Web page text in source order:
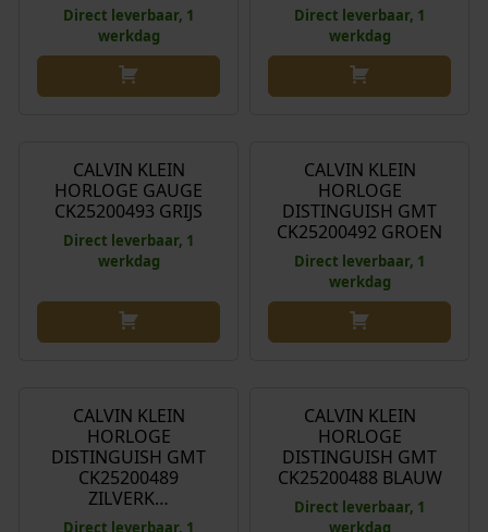
Direct leverbaar, 1
werkdag
Direct leverbaar, 1
werkdag
CALVIN KLEIN
HORLOGE GAUGE
CK25200493 GRIJS
Direct leverbaar, 1
werkdag
CALVIN KLEIN
HORLOGE
DISTINGUISH GMT
CK25200492 GROEN
Direct leverbaar, 1
werkdag
CALVIN KLEIN
HORLOGE
DISTINGUISH GMT
CK25200489
ZILVERK…
Direct leverbaar, 1
CALVIN KLEIN
HORLOGE
DISTINGUISH GMT
CK25200488 BLAUW
Direct leverbaar, 1
werkdag